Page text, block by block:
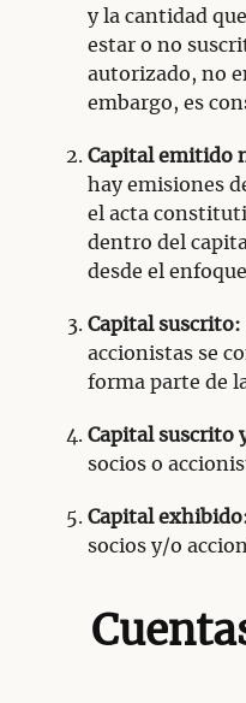
y la cantidad
estar o no
autorizado, no
embargo, es
Capital emitido
hay emisiones
el acta
dentro del
desde el
Capital suscrito:
accionistas se
forma parte de
Capital suscrito
socios o
Capital
socios y/o